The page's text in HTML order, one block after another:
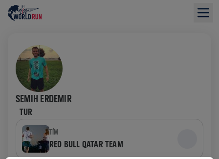
SEMIH ERDEMIR
TUR
TÍM
RED BULL QATAR TEAM